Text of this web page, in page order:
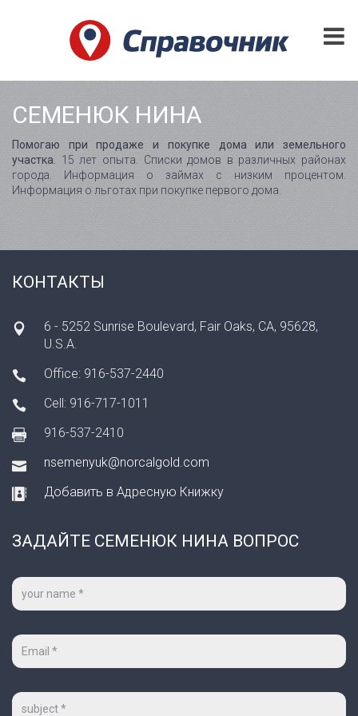
СЕМЕНЮК НИНА
Помогаю при продаже и покупке дома или земельного
участка.
15 лет опыта. Списки домов в различных районах
города. Информация о займах с низким процентом.
Информация о льготах при покупке первого дома.
КОНТАКТЫ
6 - 5252 Sunrise Boulevard, Fair Oaks, CA, 95628,
U.S.A.
Office: 916-537-2440
Cell: 916-717-1011
916-537-2410
nsemenyuk@norcalgold.com
Добавить в Адресную Книжку
ЗАДАЙТЕ СЕМЕНЮК НИНА ВОПРОС
Ваше
имя
Ваш
mail
Тема